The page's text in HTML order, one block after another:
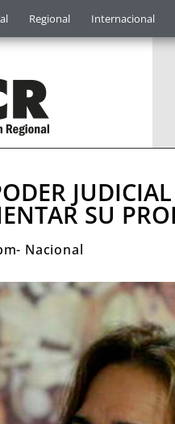
Regional Internacional
SU
- Nacional